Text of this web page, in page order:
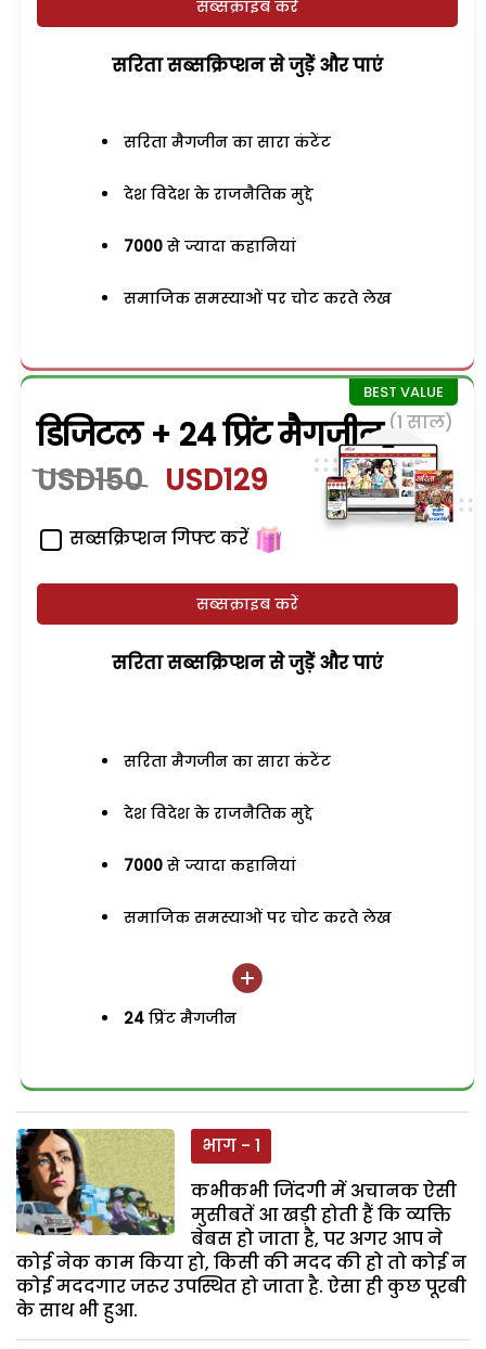
सब्सक्राइब करें
सरिता सब्सक्रिप्शन से जुड़ेें और पाएं
सरिता मैगजीन का सारा कंटेंट
देश विदेश के राजनैतिक मुद्दे
7000 से ज्यादा कहानियां
समाजिक समस्याओं पर चोट करते लेख
डिजिटल + 24 प्रिंट मैगजीन (1 साल)
USD150 USD129
सब्सक्रिप्शन गिफ्ट करें
सब्सक्राइब करें
सरिता सब्सक्रिप्शन से जुड़ेें और पाएं
सरिता मैगजीन का सारा कंटेंट
देश विदेश के राजनैतिक मुद्दे
7000 से ज्यादा कहानियां
समाजिक समस्याओं पर चोट करते लेख
24 प्रिंट मैगजीन
भाग - 1
कभीकभी जिंदगी में अचानक ऐसी
मुसीबतें आ खड़ी होती हैं कि व्यक्ति
बेबस हो जाता है, पर अगर आप ने
कोई नेक काम किया हो, किसी की मदद की हो तो कोई न
कोई मददगार जरूर उपस्थित हो जाता है. ऐसा ही कुछ पूरबी
के साथ भी हुआ.